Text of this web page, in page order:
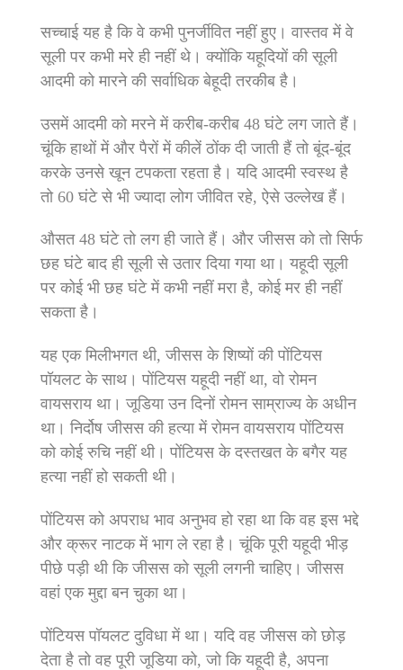
सच्‍चाई यह है कि वे कभी पुनर्जीवित नहीं हुए। वास्‍तव में वे
सूली पर कभी मरे ही नहीं थे। क्‍योंकि यहूदियों की सूली
आदमी को मारने की सर्वाधिक बेहूदी तरकीब है।
उसमें आदमी को मरने में करीब-करीब 48 घंटे लग जाते हैं।
चूंकि हाथों में और पैरों में कीलें ठोंक दी जाती हैं तो बूंद-बूंद
करके उनसे खून टपकता रहता है। यदि आदमी स्‍वस्‍थ है
तो 60 घंटे से भी ज्‍यादा लोग जीवित रहे, ऐसे उल्‍लेख हैं।
औसत 48 घंटे तो लग ही जाते हैं। और जीसस को तो सिर्फ
छह घंटे बाद ही सूली से उतार दिया गया था। यहूदी सूली
पर कोई भी छह घंटे में कभी नहीं मरा है, कोई मर ही नहीं
सकता है।
यह एक मिलीभगत थी, जीसस के शिष्‍यों की पोंटियस
पॉयलट के साथ। पोंटियस यहूदी नहीं था, वो रोमन
वायसराय था। जूडिया उन दिनों रोमन साम्राज्‍य के अधीन
था। निर्दोष जीसस की हत्‍या में रोमन वायसराय पोंटियस
को कोई रुचि नहीं थी। पोंटियस के दस्‍तखत के बगैर यह
हत्‍या नहीं हो सकती थी।
पोंटियस को अपराध भाव अनुभव हो रहा था कि वह इस भद्दे
और क्रूर नाटक में भाग ले रहा है। चूंकि पूरी यहूदी भीड़
पीछे पड़ी थी कि जीसस को सूली लगनी चाहिए। जीसस
वहां एक मुद्दा बन चुका था।
पोंटियस पॉयलट दुविधा में था। यदि वह जीसस को छोड़
देता है तो वह पूरी जूडिया को, जो कि यहूदी है, अपना